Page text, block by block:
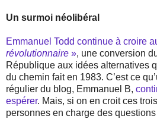
Un surmoi néolibéral
Emmanuel Todd continue à croire
révolutionnaire », une conversion
République aux idées alternatives
du chemin fait en 1983. C’est ce
régulier du blog, Emmanuel B,
espérer. Mais, si on en croit ces
personnes en charge des